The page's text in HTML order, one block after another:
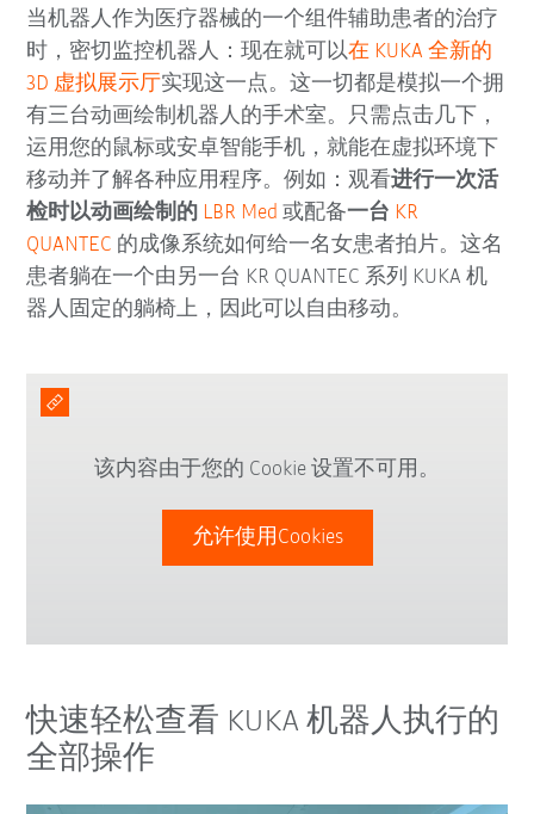
当机器人作为医疗器械的一个组件辅助患者的治疗
时，密切监控机器人：现在就可以在 KUKA 全新的
3D 虚拟展示厅实现这一点。这一切都是模拟一个拥
有三台动画绘制机器人的手术室。只需点击几下，
运用您的鼠标或安卓智能手机，就能在虚拟环境下
移动并了解各种应用程序。例如：观看进行一次活
检时以动画绘制的 LBR Med 或配备一台 KR
QUANTEC 的成像系统如何给一名女患者拍片。这名
患者躺在一个由另一台 KR QUANTEC 系列 KUKA 机
器人固定的躺椅上，因此可以自由移动。
该内容由于您的 Cookie 设置不可用。
允许使用Cookies
快速轻松查看 KUKA 机器人执行的
全部操作